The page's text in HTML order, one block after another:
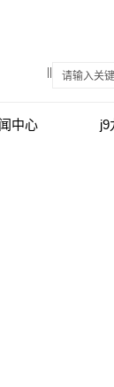
中心 j9